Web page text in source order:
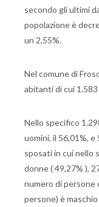
secondo gli ultimi
popolazione è
un 2,55%.
Nel comune di
abitanti di cui
Nello specifico
uomini, il 56,01%,
sposati in cui nello
donne ( 49,27% ),
numero di persone
persone) è